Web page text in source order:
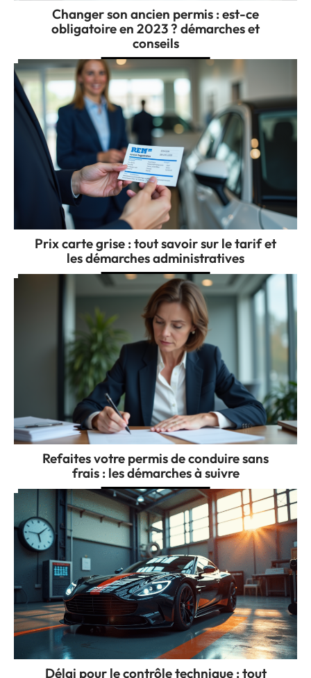
Changer son ancien permis : est-ce
obligatoire en 2023 ? démarches et
conseils
Prix carte grise : tout savoir sur le tarif et
les démarches administratives
Refaites votre permis de conduire sans
frais : les démarches à suivre
Délai pour le contrôle technique : tout